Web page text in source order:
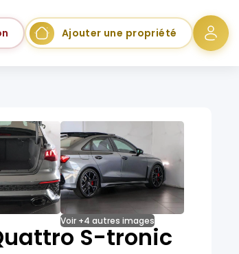
Ajouter une propriété
Voir +4 autres images
S-tronic